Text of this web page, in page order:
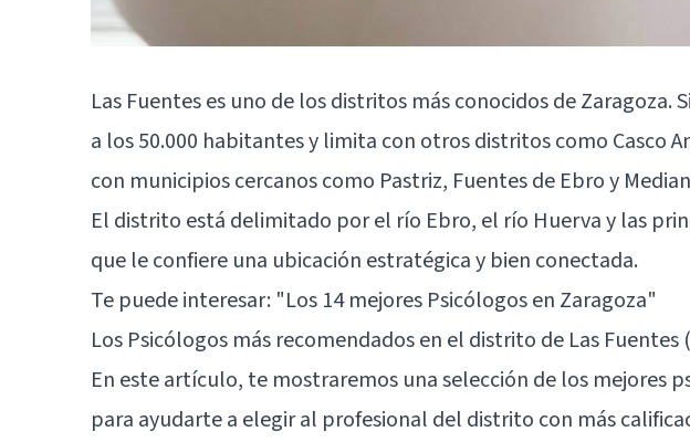
Las Fuentes es uno de los distritos más conocidos de Zaragoza.
a los 50.000 habitantes y limita con otros distritos como Casco
con municipios cercanos como Pastriz, Fuentes de Ebro y
El distrito está delimitado por el río Ebro, el río Huerva y las
que le confiere una ubicación estratégica y bien conectada.
Te puede interesar: "Los 14 mejores Psicólogos en Zaragoza"
Los Psicólogos más recomendados en el distrito de Las Fuentes
En este artículo, te mostraremos una selección de los mejores
para ayudarte a elegir al profesional del distrito con más